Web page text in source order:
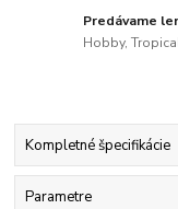
Predávame
Hobby,
Kompletné špecifikácie
Parametre